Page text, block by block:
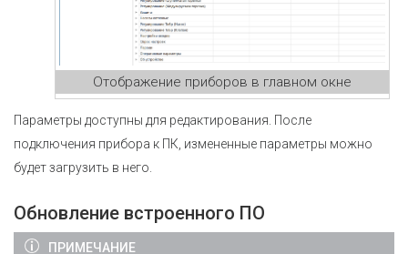
Отображение приборов в главном окне
Параметры доступны для редактирования. После
подключения прибора к ПК, измененные параметры можно
будет загрузить в него.
Обновление встроенного ПО
ПРИМЕЧАНИЕ